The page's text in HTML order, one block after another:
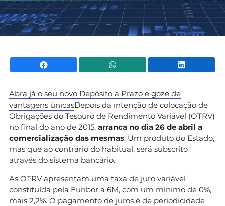
Facebook WhatsApp
Abra já o seu novo Depósito a Prazo e goze de
vantagens únicasDepois da intenção de colocação de
Obrigações do Tesouro de Rendimento Variável (OTRV)
no final do ano de 2015, arranca no dia 26 de abril a
comercialização das mesmas. Um produto do Estado,
mas que ao contrário do habitual, será subscrito
através do sistema bancário.
As OTRV apresentam uma taxa de juro variável
constituída pela Euribor a 6M, com um mínimo de 0%,
mais 2,2%. O pagamento de juros é de periodicidade